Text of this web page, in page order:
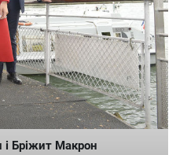
Бріжит Макрон